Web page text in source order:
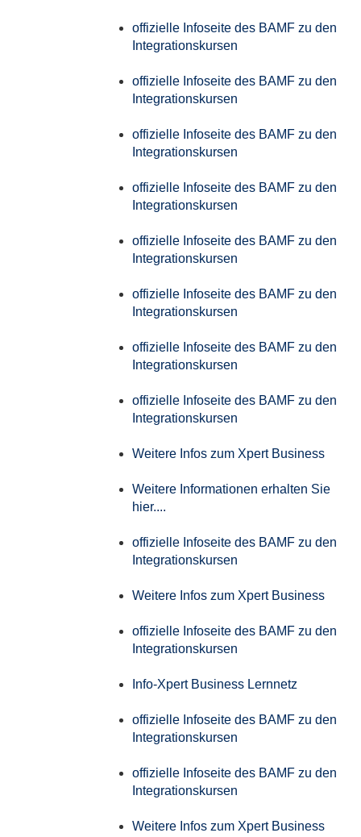
offizielle Infoseite des BAMF zu den
Integrationskursen
offizielle Infoseite des BAMF zu den
Integrationskursen
offizielle Infoseite des BAMF zu den
Integrationskursen
offizielle Infoseite des BAMF zu den
Integrationskursen
offizielle Infoseite des BAMF zu den
Integrationskursen
offizielle Infoseite des BAMF zu den
Integrationskursen
offizielle Infoseite des BAMF zu den
Integrationskursen
offizielle Infoseite des BAMF zu den
Integrationskursen
Weitere Infos zum Xpert Business
Weitere Informationen erhalten Sie
hier....
offizielle Infoseite des BAMF zu den
Integrationskursen
Weitere Infos zum Xpert Business
offizielle Infoseite des BAMF zu den
Integrationskursen
Info-Xpert Business Lernnetz
offizielle Infoseite des BAMF zu den
Integrationskursen
offizielle Infoseite des BAMF zu den
Integrationskursen
Weitere Infos zum Xpert Business